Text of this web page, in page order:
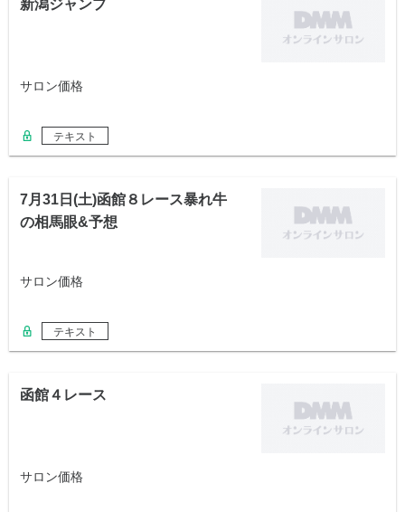
新潟ジャンプ
サロン価格
テキスト
7月31日(土)函館８レース暴れ牛
の相馬眼&予想
サロン価格
テキスト
函館４レース
サロン価格